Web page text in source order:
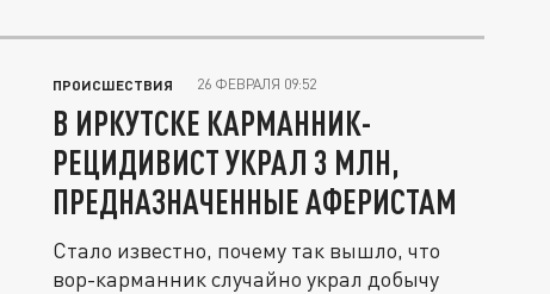
ПРОИСШЕСТВИЯ 26 ФЕВРАЛЯ 09:52
В ИРКУТСКЕ КАРМАННИК-
РЕЦИДИВИСТ УКРАЛ 3 МЛН,
ПРЕДНАЗНАЧЕННЫЕ АФЕРИСТАМ
Стало известно, почему так вышло, что
вор-карманник случайно украл добычу